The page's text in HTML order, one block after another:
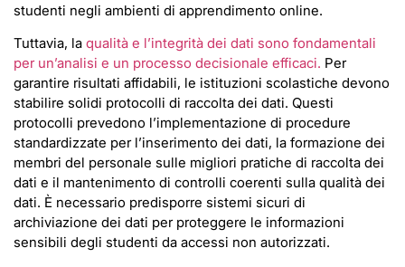
studenti negli ambienti di apprendimento online.
Tuttavia, la qualità e l’integrità dei dati sono fondamentali
per un’analisi e un processo decisionale efficaci. Per
garantire risultati affidabili, le istituzioni scolastiche devono
stabilire solidi protocolli di raccolta dei dati. Questi
protocolli prevedono l’implementazione di procedure
standardizzate per l’inserimento dei dati, la formazione dei
membri del personale sulle migliori pratiche di raccolta dei
dati e il mantenimento di controlli coerenti sulla qualità dei
dati. È necessario predisporre sistemi sicuri di
archiviazione dei dati per proteggere le informazioni
sensibili degli studenti da accessi non autorizzati.